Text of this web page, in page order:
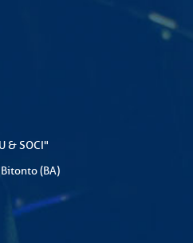
& SOCI"
(BA)